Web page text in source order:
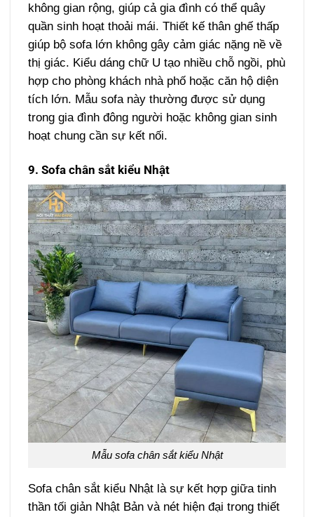
không gian rộng, giúp cả gia đình có thể quây
quần sinh hoạt thoải mái. Thiết kế thân ghế thấp
giúp bộ sofa lớn không gây cảm giác nặng nề về
thị giác. Kiểu dáng chữ U tạo nhiều chỗ ngồi, phù
hợp cho phòng khách nhà phố hoặc căn hộ diện
tích lớn. Mẫu sofa này thường được sử dụng
trong gia đình đông người hoặc không gian sinh
hoạt chung cần sự kết nối.
9. Sofa chân sắt kiểu Nhật
Mẫu sofa chân sắt kiểu Nhật
Sofa chân sắt kiểu Nhật là sự kết hợp giữa tinh
thần tối giản Nhật Bản và nét hiện đại trong thiết